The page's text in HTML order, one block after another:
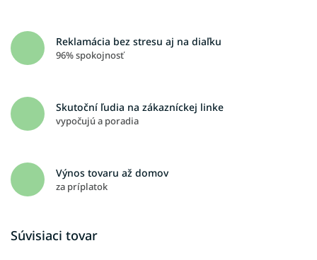
Reklamácia bez stresu aj na diaľku
96% spokojnosť
Skutoční ľudia na zákazníckej linke
vypočujú a poradia
Výnos tovaru až domov
za príplatok
Súvisiaci tovar